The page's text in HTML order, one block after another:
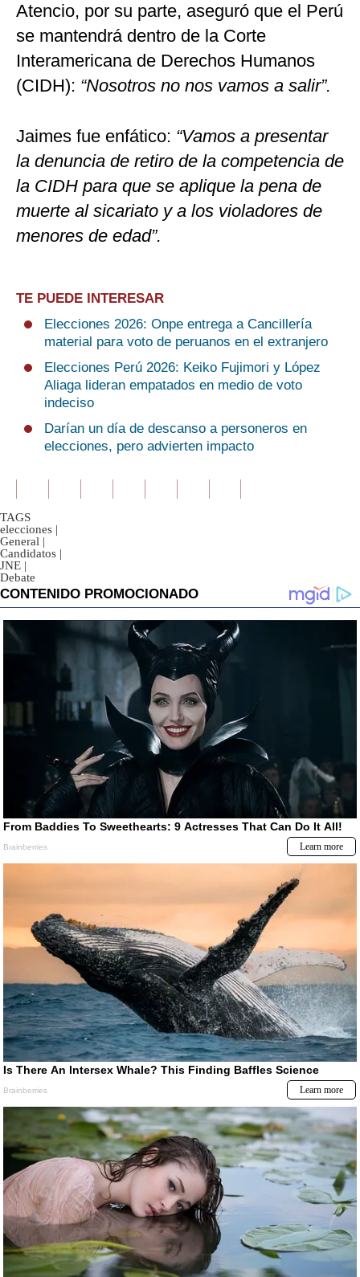
Atencio, por su parte, aseguró que el Perú
se mantendrá dentro de la Corte
Interamericana de Derechos Humanos
(CIDH): “Nosotros no nos vamos a salir”.
Jaimes fue enfático: “Vamos a presentar
la denuncia de retiro de la competencia de
la CIDH para que se aplique la pena de
muerte al sicariato y a los violadores de
menores de edad”.
TE PUEDE INTERESAR
Elecciones 2026: Onpe entrega a Cancillería
material para voto de peruanos en el extranjero
Elecciones Perú 2026: Keiko Fujimori y López
Aliaga lideran empatados en medio de voto
indeciso
Darían un día de descanso a personeros en
elecciones, pero advierten impacto
TAGS
elecciones |
General |
Candidatos |
JNE |
Debate